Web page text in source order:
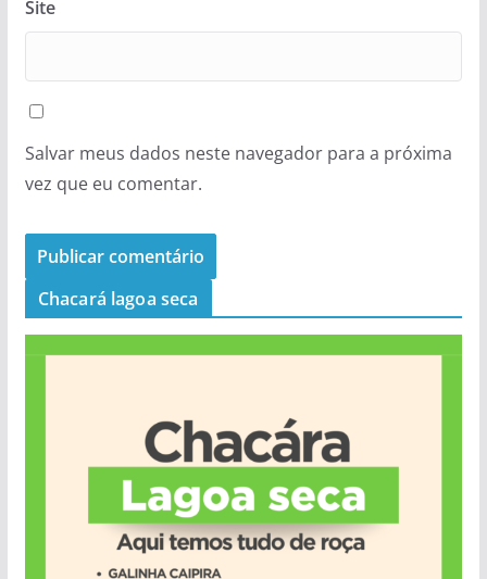
Site
Salvar meus dados neste navegador para a próxima
vez que eu comentar.
Chacará lagoa seca